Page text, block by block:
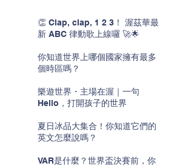
👏 Clap, clap, 1 2 3！ 渥茲華最
新 ABC 律動歌上線囉 🚀🌟
你知道世界上哪個國家擁有最多
個時區嗎？
樂遊世界・主場在渥｜一句
Hello，打開孩子的世界
夏日冰品大集合！你知道它們的
英文怎麼說嗎？
VAR是什麼？世界盃決賽前，你